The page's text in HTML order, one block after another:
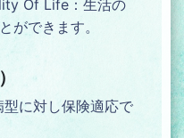
Of Life：生活の
ができます。
に対し保険適応で